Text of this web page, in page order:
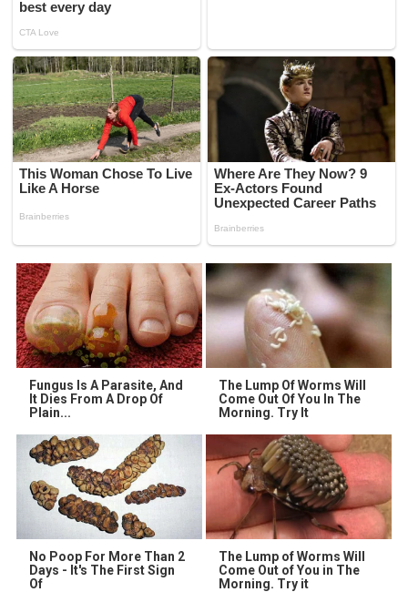
Fungus Is A Parasite, And
It Dies From A Drop Of
Plain...
The Lump Of Worms Will
Come Out Of You In The
Morning. Try It
No Poop For More Than 2
Days - It's The First Sign
Of
The Lump of Worms Will
Come Out of You in The
Morning. Try it